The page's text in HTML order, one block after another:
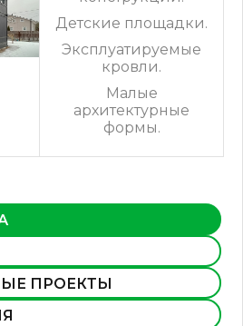
Детские площадки.
Эксплуатируемые
кровли.
Малые
архитектурные
формы.
ПРОЕКТЫ